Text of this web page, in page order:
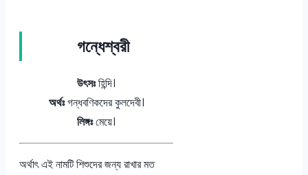
গন্ধেশ্বরী
উৎসঃহিন্দি।
অর্থঃগন্ধবণিকদের কুলদেবী।
লিঙ্গঃমেয়ে।
অর্থাৎ এই নামটি শিশুদের জন্য রাখার মত